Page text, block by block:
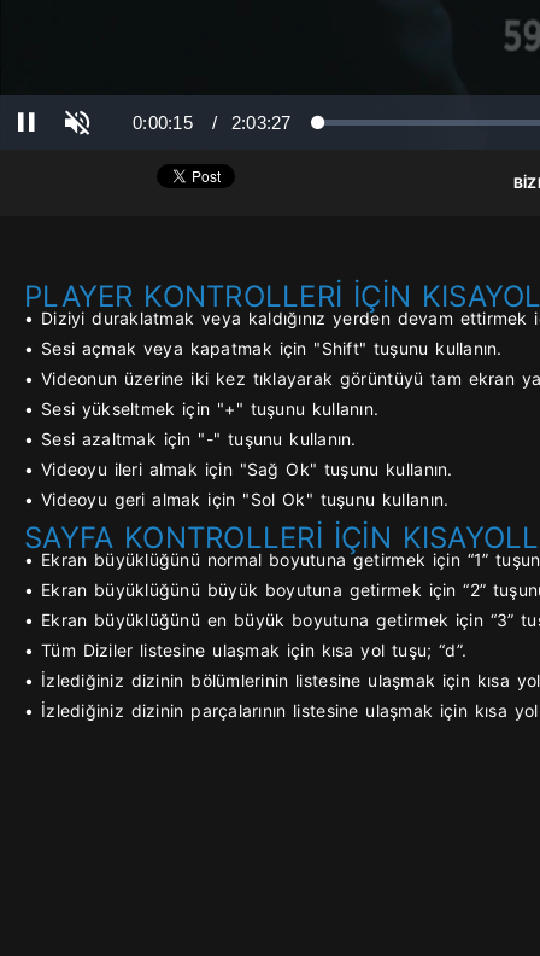
Duraklat
Süre
0:00:16 / Toplam Süre
2:03:27 Yüklendi: 0%
Yükleniyor: 0%
PLAYER KONTROLLERİ İÇİN
• Diziyi duraklatmak veya kaldığınız yerden devam ettirmek
• Sesi açmak veya kapatmak için "Shift" tuşunu kullanın.
• Videonun üzerine iki kez tıklayarak görüntüyü tam ekran
• Sesi yükseltmek için "+" tuşunu kullanın.
• Sesi azaltmak için "-" tuşunu kullanın.
• Videoyu ileri almak için "Sağ Ok" tuşunu kullanın.
• Videoyu geri almak için "Sol Ok" tuşunu kullanın.
SAYFA KONTROLLERİ İÇİN
• Ekran büyüklüğünü normal boyutuna getirmek için “1”
• Ekran büyüklüğünü büyük boyutuna getirmek için “2”
• Ekran büyüklüğünü en büyük boyutuna getirmek için “3”
• Tüm Diziler listesine ulaşmak için kısa yol tuşu; “d”.
• İzlediğiniz dizinin bölümlerinin listesine ulaşmak için kısa
• İzlediğiniz dizinin parçalarının listesine ulaşmak için kısa